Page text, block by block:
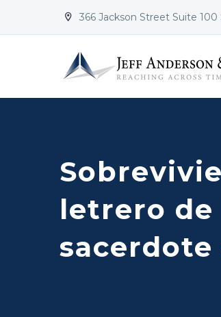

 366 Jackson Street Suite 100
letrero de